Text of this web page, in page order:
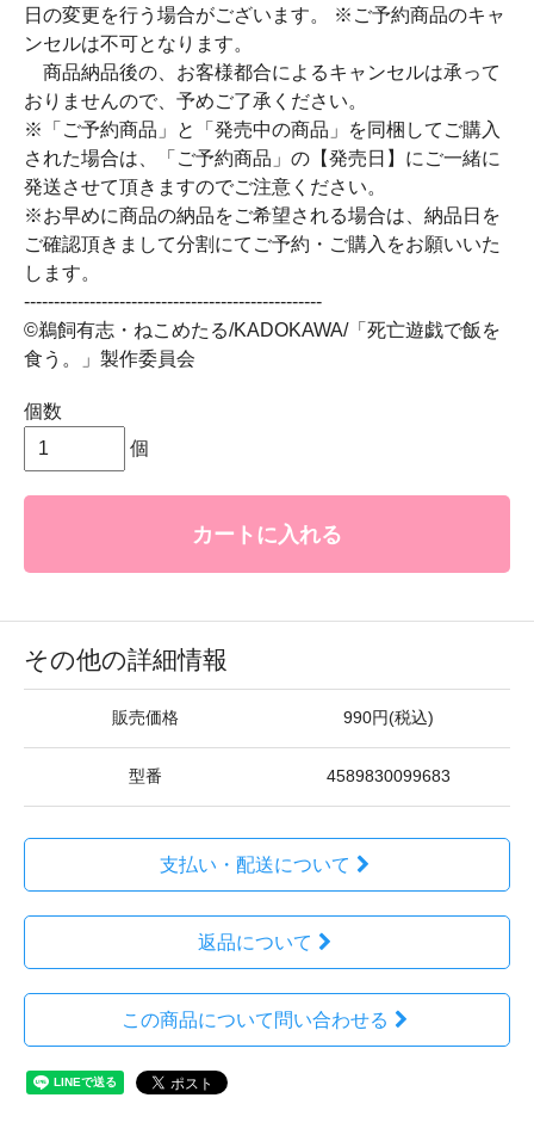
日の変更を行う場合がございます。 ※ご予約商品のキャ
ンセルは不可となります。
商品納品後の、お客様都合によるキャンセルは承って
おりませんので、予めご了承ください。
※「ご予約商品」と「発売中の商品」を同梱してご購入
された場合は、「ご予約商品」の【発売日】にご一緒に
発送させて頂きますのでご注意ください。
※お早めに商品の納品をご希望される場合は、納品日を
ご確認頂きまして分割にてご予約・ご購入をお願いいた
します。
--------------------------------------------------
©鵜飼有志・ねこめたる/KADOKAWA/「死亡遊戯で飯を
食う。」製作委員会
個数
個
カートに入れる
その他の詳細情報
販売価格 990円(税込)
型番 4589830099683
支払い・配送について
返品について
この商品について問い合わせる